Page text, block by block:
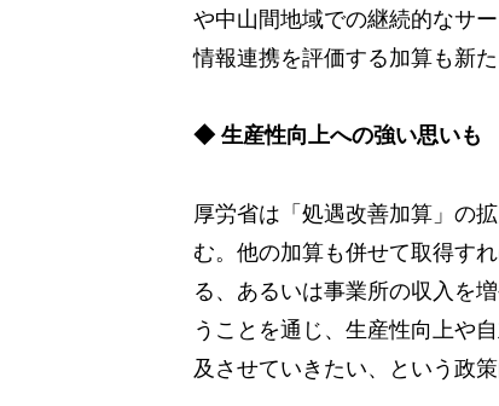
や中山間地域での継続的なサ
情報連携を評価する加算も新た
◆ 生産性向上への強い思いも
厚労省は「処遇改善加算」の
む。他の加算も併せて取得す
る、あるいは事業所の収入を
うことを通じ、生産性向上や
及させていきたい、という政策